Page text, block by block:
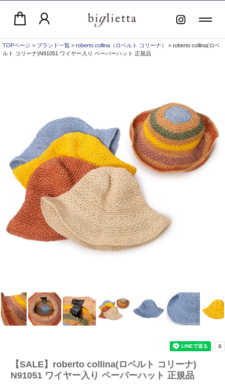
TOPページ > ブランド一覧 > roberto collina（ロベルト コリーナ）
> roberto collina(ロベ
ルト コリーナ)N91051 ワイヤー入り ペーパーハット 正規品
【SALE】 roberto collina(ロベルト コリーナ)
N91051 ワイヤー入り ペーパーハット 正規品